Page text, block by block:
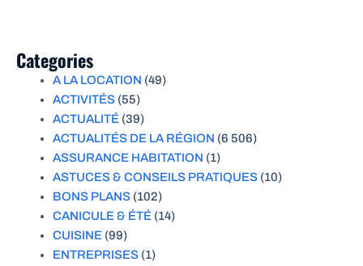
Categories
A LA LOCATION (49)
ACTIVITÉS (55)
ACTUALITÉ (39)
ACTUALITÉS DE LA RÉGION (6 506)
ASSURANCE HABITATION (1)
ASTUCES & CONSEILS PRATIQUES (10)
BONS PLANS (102)
CANICULE & ÉTÉ (14)
CUISINE (99)
ENTREPRISES (1)